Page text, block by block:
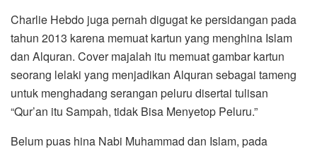
Charlie Hebdo juga pernah digugat ke persidangan pada
tahun 2013 karena memuat kartun yang menghina Islam
dan Alquran. Cover majalah itu memuat gambar kartun
seorang lelaki yang menjadikan Alquran sebagai tameng
untuk menghadang serangan peluru disertai tulisan
“Qur’an itu Sampah, tidak Bisa Menyetop Peluru.”
Belum puas hina Nabi Muhammad dan Islam, pada